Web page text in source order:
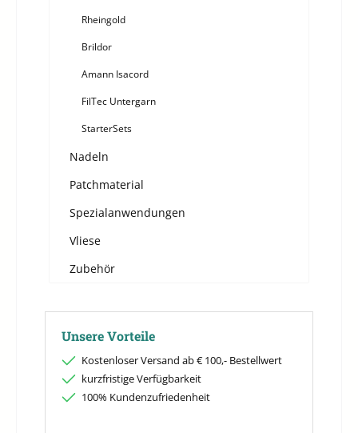
Rheingold
Brildor
Amann Isacord
FilTec Untergarn
StarterSets
Nadeln
Patchmaterial
Spezialanwendungen
Vliese
Zubehör
Unsere Vorteile
Kostenloser Versand ab € 100,- Bestellwert
kurzfristige Verfügbarkeit
100% Kundenzufriedenheit